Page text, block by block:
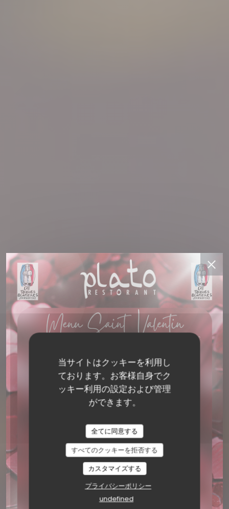
当サイトはクッキーを利用し
ております。お客様自身でク
ッキー利用の設定および管理
ができます。
全てに同意する
すべてのクッキーを拒否する
カスタマイズする
プライバシーポリシー
undefined
LE PLATOBISTRONOMIQUE|
予約